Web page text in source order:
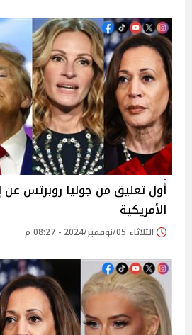
أول تعليق من جوليا روبرتس عن
الأمريكية
الثلاثاء 05/نوفمبر/2024 - 08:27 م